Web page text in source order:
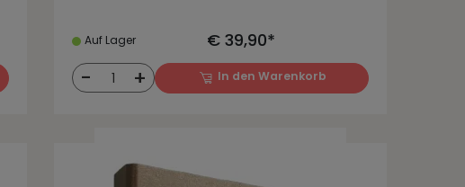
Auf Lager € 39,90*
- 1 + In den Warenkorb